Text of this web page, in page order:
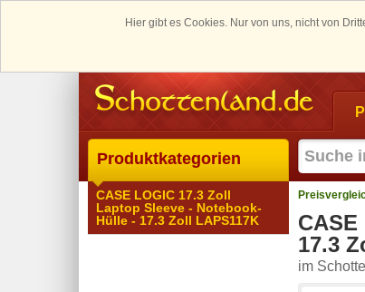
Hier gibt es Cookies. Nur von uns, nicht von
Produktkategorien
CASE LOGIC 17.3 Zoll
Laptop Sleeve - Notebook-
Hülle - 17.3 Zoll LAPS117K
17.3
im